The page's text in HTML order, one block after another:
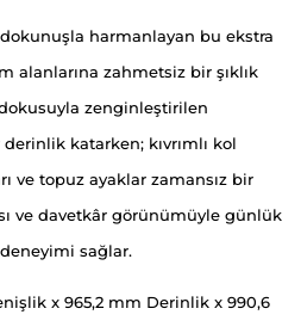
harmanlayan bu ekstra
alanlarına zahmetsiz bir şıklık
dokusuyla zenginleştirilen
katarken; kıvrımlı kol
ve topuz ayaklar zamansız bir
ve davetkâr görünümüyle günlük
sağlar.
x 965,2 mm Derinlik x 990,6